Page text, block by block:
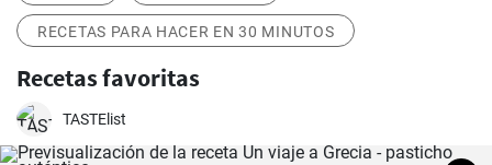
RECETAS PARA HACER EN 30 MINUTOS
Recetas favoritas
TASTElist